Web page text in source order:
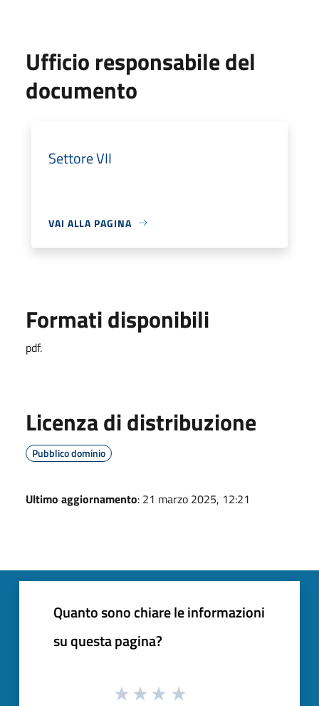
Ufficio responsabile del
documento
Settore VII
VAI ALLA PAGINA
Formati disponibili
pdf.
Licenza di distribuzione
Pubblico dominio
Ultimo aggiornamento: 21 marzo 2025, 12:21
Quanto sono chiare le informazioni
su questa pagina?